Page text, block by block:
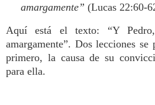
amargamente” (Lucas 22:60-
Aquí está el texto: “Y
amargamente”. Dos lecciones se
primero, la causa de su
para ella.